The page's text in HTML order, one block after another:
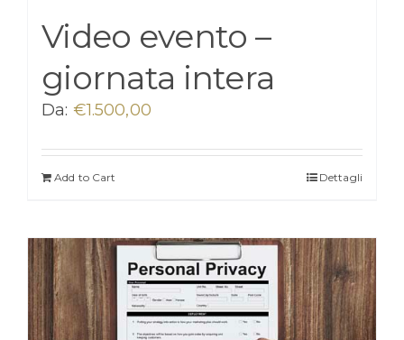
Video evento –
giornata intera
Da: €1.500,00
Add to Cart Dettagli